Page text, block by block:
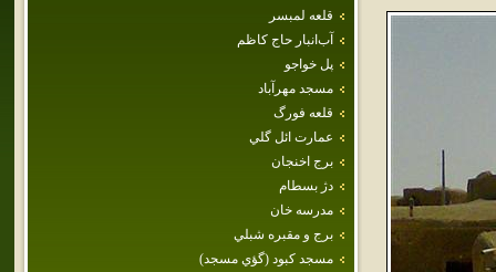
قلعه لمبسر
آب‌انبار حاج كاظم
پل خواجو
مسجد مهرآباد
قلعه فورگ
عمارت ائل گلي
برج اخنجان
دژ بسطام
مدرسه خان
برج و مقبره شبلي
مسجد كبود (گؤي مسجد)